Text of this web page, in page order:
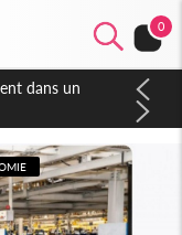
0
nationale